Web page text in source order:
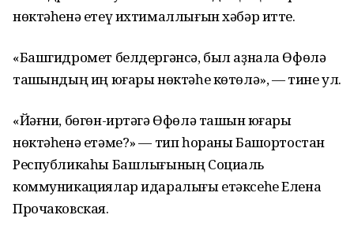
нөктәһенә етеү ихтималлығын хәбәр итте.
«Башгидромет белдергәнсә, был аҙнала Өфөлә
ташҡындың иң юғары нөктәһе көтөлә», — тине ул.
«Йәғни, бөгөн-иртәгә Өфөлә ташҡын юғары
нөктәһенә етәме?» — тип һораны Башҡортостан
Республикаһы Башлығының Социаль
коммуникациялар идаралығы етәксеһе Елена
Прочаковская.